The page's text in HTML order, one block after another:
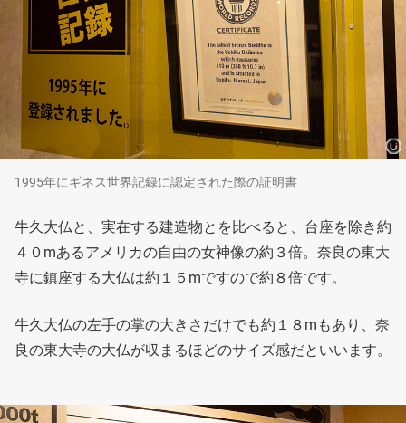
1995年にギネス世界記録に認定された際の証明書
牛久大仏と、実在する建造物とを比べると、台座を除き約
４０mあるアメリカの自由の女神像の約３倍。奈良の東大
寺に鎮座する大仏は約１５mですので約８倍です。
牛久大仏の左手の掌の大きさだけでも約１８mもあり、奈
良の東大寺の大仏が収まるほどのサイズ感だといいます。